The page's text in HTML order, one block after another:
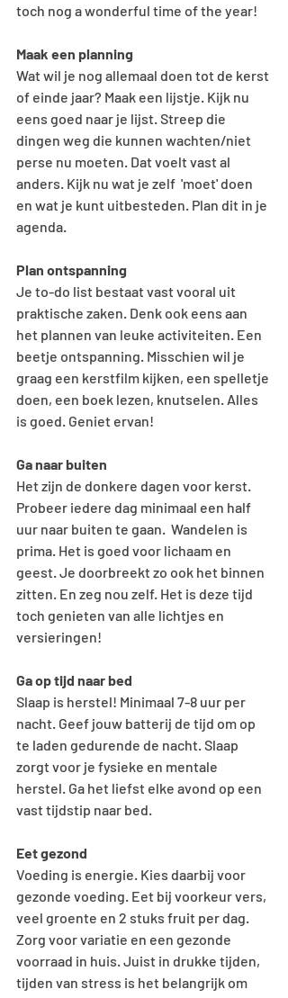
toch nog a wonderful time of the year!
Maak een planning
Wat wil je nog allemaal doen tot de kerst
of einde jaar? Maak een lijstje. Kijk nu
eens goed naar je lijst. Streep die
dingen weg die kunnen wachten/niet
perse nu moeten. Dat voelt vast al
anders. Kijk nu wat je zelf  'moet' doen
en wat je kunt uitbesteden. Plan dit in je
agenda.
Plan ontspanning
Je to-do list bestaat vast vooral uit
praktische zaken. Denk ook eens aan
het plannen van leuke activiteiten. Een
beetje ontspanning. Misschien wil je
graag een kerstfilm kijken, een spelletje
doen, een boek lezen, knutselen. Alles
is goed. Geniet ervan!
Ga naar buiten
Het zijn de donkere dagen voor kerst.
Probeer iedere dag minimaal een half
uur naar buiten te gaan.  Wandelen is
prima. Het is goed voor lichaam en
geest. Je doorbreekt zo ook het binnen
zitten. En zeg nou zelf. Het is deze tijd
toch genieten van alle lichtjes en
versieringen!
Ga op tijd naar bed
Slaap is herstel! Minimaal 7-8 uur per
nacht. Geef jouw batterij de tijd om op
te laden gedurende de nacht. Slaap
zorgt voor je fysieke en mentale
herstel. Ga het liefst elke avond op een
vast tijdstip naar bed.
Eet gezond
Voeding is energie. Kies daarbij voor
gezonde voeding. Eet bij voorkeur vers,
veel groente en 2 stuks fruit per dag.
Zorg voor variatie en een gezonde
voorraad in huis. Juist in drukke tijden,
tijden van stress is het belangrijk om